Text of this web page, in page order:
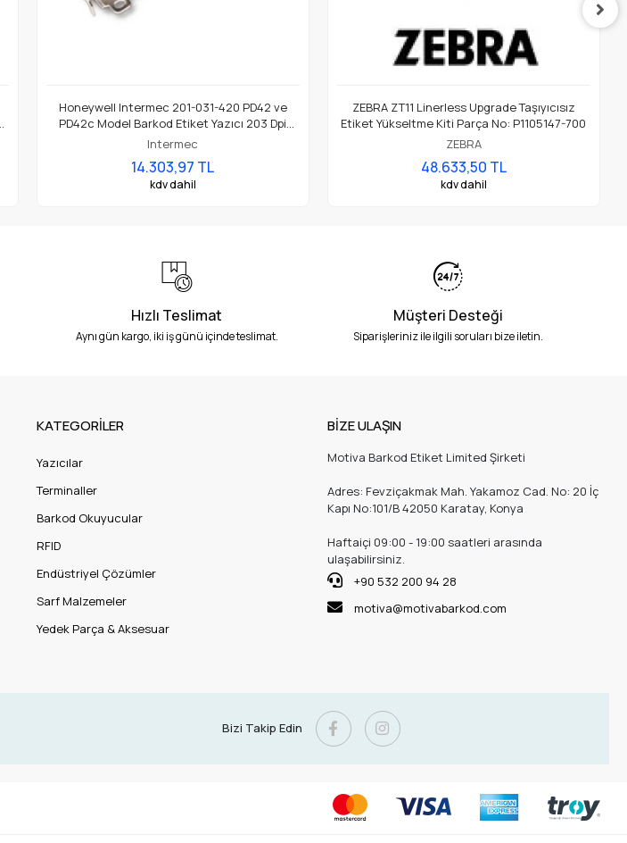
Honeywell Intermec 201-031-420 PD42 ve
PD42c Model Barkod Etiket Yazıcı 203 Dpi
Termal Baskı Kafası
Intermec
14.303,97 TL
kdv dahil
ZEBRA ZT11 Linerless Upgrade Taşıyıcısız
Etiket Yükseltme Kiti Parça No: P1105147-700
ZEBRA
48.633,50 TL
kdv dahil
Hızlı Teslimat
Aynı gün kargo, iki iş günü içinde teslimat.
Müşteri Desteği
Siparişleriniz ile ilgili soruları bize iletin.
KATEGORİLER
Yazıcılar
Terminaller
Barkod Okuyucular
RFID
Endüstriyel Çözümler
Sarf Malzemeler
Yedek Parça & Aksesuar
BİZE ULAŞIN
Motiva Barkod Etiket Limited Şirketi
Adres: Fevziçakmak Mah. Yakamoz Cad. No: 20 İç
Kapı No:101/B 42050 Karatay, Konya
Haftaiçi 09:00 - 19:00 saatleri arasında
ulaşabilirsiniz.
+90 532 200 94 28
motiva@motivabarkod.com
Bizi Takip Edin